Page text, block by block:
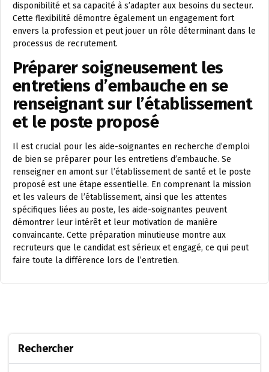
disponibilité et sa capacité à s’adapter aux besoins du secteur.
Cette flexibilité démontre également un engagement fort
envers la profession et peut jouer un rôle déterminant dans le
processus de recrutement.
Préparer soigneusement les
entretiens d’embauche en se
renseignant sur l’établissement
et le poste proposé
Il est crucial pour les aide-soignantes en recherche d’emploi
de bien se préparer pour les entretiens d’embauche. Se
renseigner en amont sur l’établissement de santé et le poste
proposé est une étape essentielle. En comprenant la mission
et les valeurs de l’établissement, ainsi que les attentes
spécifiques liées au poste, les aide-soignantes peuvent
démontrer leur intérêt et leur motivation de manière
convaincante. Cette préparation minutieuse montre aux
recruteurs que le candidat est sérieux et engagé, ce qui peut
faire toute la différence lors de l’entretien.
Rechercher